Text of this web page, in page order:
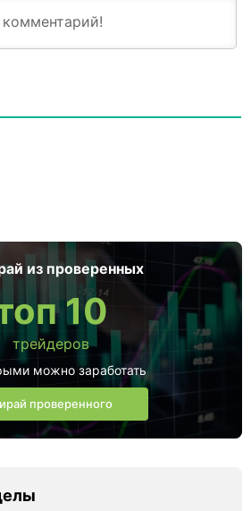
из проверенных
10
трейдеров
можно заработать
проверенного